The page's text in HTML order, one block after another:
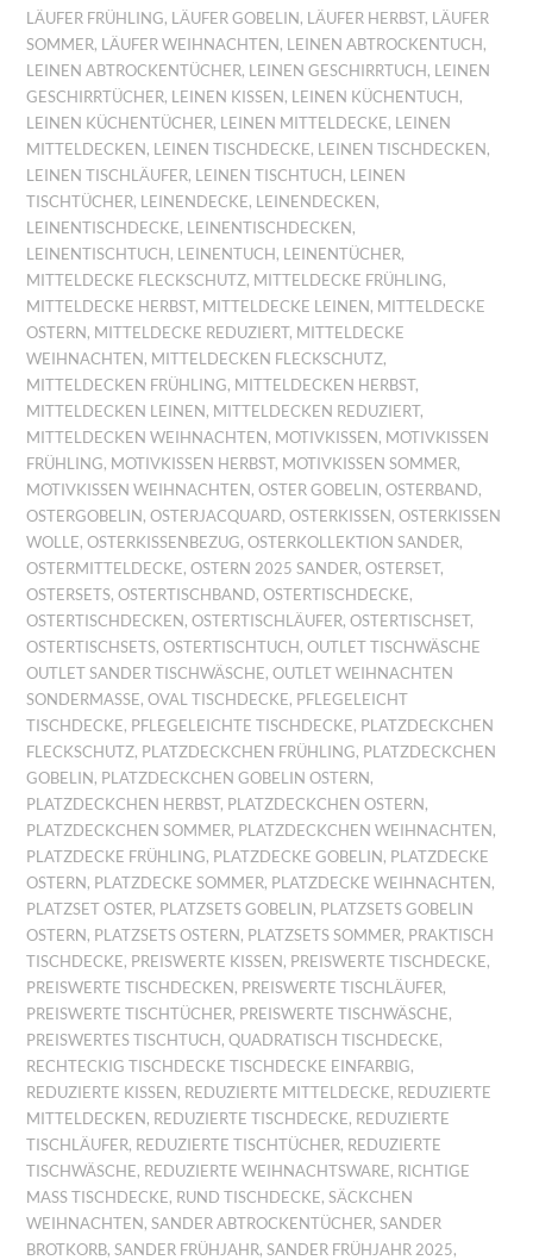
LÄUFER FRÜHLING, LÄUFER GOBELIN, LÄUFER HERBST, LÄUFER
SOMMER, LÄUFER WEIHNACHTEN, LEINEN ABTROCKENTUCH,
LEINEN ABTROCKENTÜCHER, LEINEN GESCHIRRTUCH, LEINEN
GESCHIRRTÜCHER, LEINEN KISSEN, LEINEN KÜCHENTUCH,
LEINEN KÜCHENTÜCHER, LEINEN MITTELDECKE, LEINEN
MITTELDECKEN, LEINEN TISCHDECKE, LEINEN TISCHDECKEN,
LEINEN TISCHLÄUFER, LEINEN TISCHTUCH, LEINEN
TISCHTÜCHER, LEINENDECKE, LEINENDECKEN,
LEINENTISCHDECKE, LEINENTISCHDECKEN,
LEINENTISCHTUCH, LEINENTUCH, LEINENTÜCHER,
MITTELDECKE FLECKSCHUTZ, MITTELDECKE FRÜHLING,
MITTELDECKE HERBST, MITTELDECKE LEINEN, MITTELDECKE
OSTERN, MITTELDECKE REDUZIERT, MITTELDECKE
WEIHNACHTEN, MITTELDECKEN FLECKSCHUTZ,
MITTELDECKEN FRÜHLING, MITTELDECKEN HERBST,
MITTELDECKEN LEINEN, MITTELDECKEN REDUZIERT,
MITTELDECKEN WEIHNACHTEN, MOTIVKISSEN, MOTIVKISSEN
FRÜHLING, MOTIVKISSEN HERBST, MOTIVKISSEN SOMMER,
MOTIVKISSEN WEIHNACHTEN,OSTER GOBELIN,OSTERBAND,
OSTERGOBELIN,OSTERJACQUARD,OSTERKISSEN,OSTERKISSEN
WOLLE,OSTERKISSENBEZUG,OSTERKOLLEKTION SANDER,
OSTERMITTELDECKE,OSTERN 2025 SANDER,OSTERSET,
OSTERSETS,OSTERTISCHBAND,OSTERTISCHDECKE,
OSTERTISCHDECKEN,OSTERTISCHLÄUFER,OSTERTISCHSET,
OSTERTISCHSETS,OSTERTISCHTUCH,OUTLET TISCHWÄSCHE
OUTLET SANDER TISCHWÄSCHE,OUTLET WEIHNACHTEN
SONDERMASSE ,OVAL TISCHDECKE, PFLEGELEICHT
TISCHDECKE, PFLEGELEICHTE TISCHDECKE, PLATZDECKCHEN
FLECKSCHUTZ, PLATZDECKCHEN FRÜHLING, PLATZDECKCHEN
GOBELIN, PLATZDECKCHEN GOBELIN OSTERN,
PLATZDECKCHEN HERBST, PLATZDECKCHEN OSTERN,
PLATZDECKCHEN SOMMER, PLATZDECKCHEN WEIHNACHTEN,
PLATZDECKE FRÜHLING, PLATZDECKE GOBELIN, PLATZDECKE
OSTERN, PLATZDECKE SOMMER, PLATZDECKE WEIHNACHTEN,
PLATZSET OSTER, PLATZSETS GOBELIN, PLATZSETS GOBELIN
OSTERN, PLATZSETS OSTERN, PLATZSETS SOMMER, PRAKTISCH
TISCHDECKE, PREISWERTE KISSEN, PREISWERTE TISCHDECKE,
PREISWERTE TISCHDECKEN, PREISWERTE TISCHLÄUFER,
PREISWERTE TISCHTÜCHER, PREISWERTE TISCHWÄSCHE,
PREISWERTES TISCHTUCH,QUADRATISCH TISCHDECKE,
RECHTECKIG TISCHDECKE TISCHDECKE EINFARBIG,
REDUZIERTE KISSEN, REDUZIERTE MITTELDECKE, REDUZIERTE
MITTELDECKEN, REDUZIERTE TISCHDECKE, REDUZIERTE
TISCHLÄUFER, REDUZIERTE TISCHTÜCHER, REDUZIERTE
TISCHWÄSCHE, REDUZIERTE WEIHNACHTSWARE, RICHTIGE
MASS TISCHDECKE
, RUND TISCHDECKE,SÄCKCHEN
WEIHNACHTEN,SANDER ABTROCKENTÜCHER,SANDER
BROTKORB,SANDER FRÜHJAHR,SANDER FRÜHJAHR 2025,